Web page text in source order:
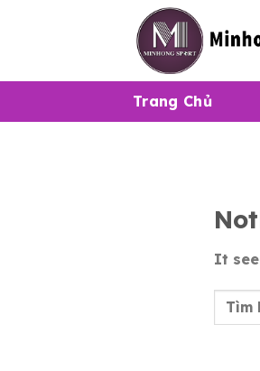
Trang Chủ
It